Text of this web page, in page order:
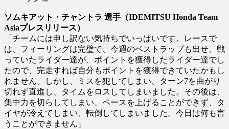
ソムキアット・チャントラ 選手（IDEMITSU Honda Team
Asiaプレスリリース）
「チームには申し訳ない気持ちでいっぱいです。レースで
は、フィーリングは完璧で、今週のベストラップも出せ、戦
っていたライダー達が、ポイントを獲得したライダー達でし
たので、完走すれば自分もポイントを獲得できていたかもし
れません。しかし、ミスを犯してしまい、ターン7を曲がり
切れず直進し、タイムをロスしてしまいました。その後は、
集中力を切らしてしまい、ペースを上げることができず、タ
イヤが冷えてしまい、転倒してしまいました。今日は何も言
うことができません」